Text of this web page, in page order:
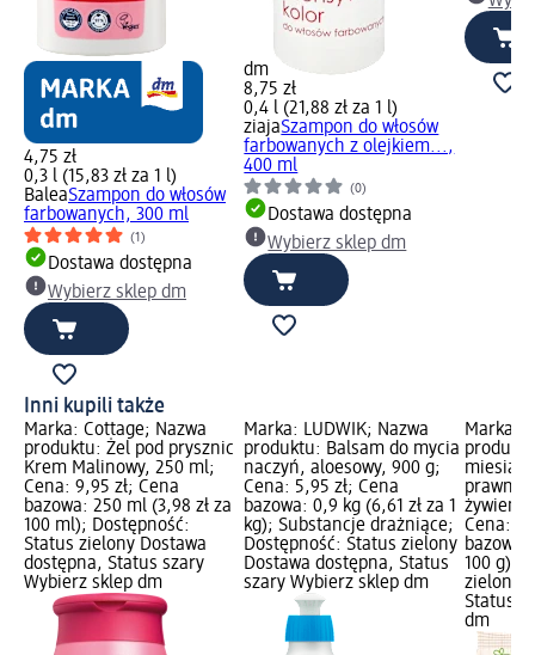
4,75 zł
0,3 l (15,83 zł za 1 l)
BaleaSzampon do włosów
farbowanych, 300 ml
(1)
Dostawa dostępna
Wybierz sklep dm
dm
8,75 zł
0,4 l (21,88 zł za 1 l)
ziajaSzampon do włosów
farbowanych z olejkiem...,
400 ml
(0)
Dostawa dostępna
Wybierz sklep dm
Inni kupili także
Marka: Cottage; Nazwa
produktu: Żel pod prysznic
Krem Malinowy, 250 ml;
Cena: 9,95 zł; Cena
bazowa: 250 ml (3,98 zł za
100 ml); Dostępność:
Status zielony Dostawa
dostępna, Status szary
Wybierz sklep dm
Marka: LUDWIK; Nazwa
produktu: Balsam do mycia
naczyń, aloesowy, 900 g;
Cena: 5,95 zł; Cena
bazowa: 0,9 kg (6,61 zł za 1
kg); Substancje drażniące;
Dostępność: Status zielony
Dostawa dostępna, Status
szary Wybierz sklep dm
Marka:
prawna:
Cena:
bazowa:
100 g);
zielony
Status
dm